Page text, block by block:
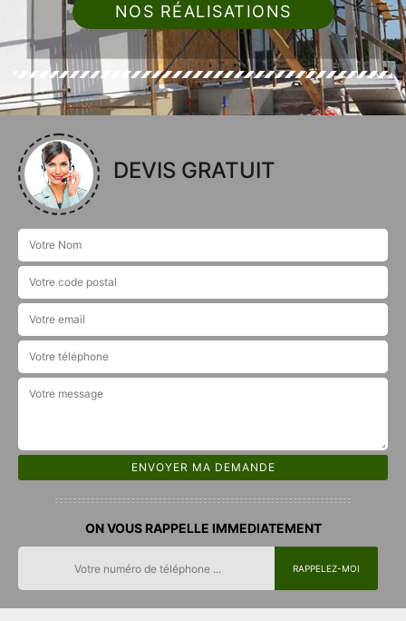
NOS RÉALISATIONS
DEVIS GRATUIT
ON VOUS RAPPELLE IMMEDIATEMENT